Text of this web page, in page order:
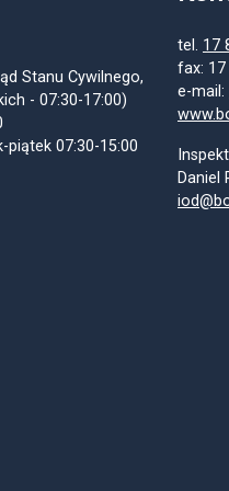
Stanu Cywilnego,
- 07:30-17:00)
piątek 07:30-15:00
tel. 17
fax: 17
e-mail:
Daniel